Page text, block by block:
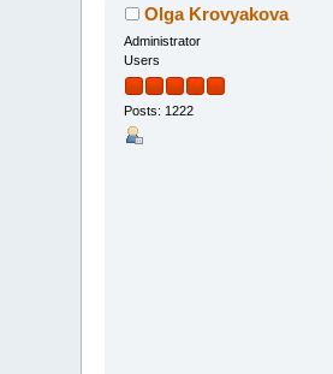
Olga Krovyakova
Administrator
Users
Posts: 1222